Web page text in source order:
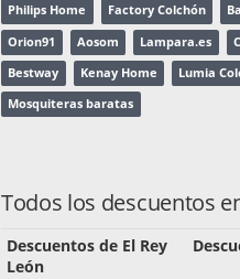
Philips Home Factory Colchón
Orion91 Aosom Lampara.es
Bestway Kenay Home Lumia
Mosquiteras baratas
Todos los descuentos
Descuentos de El Rey
León